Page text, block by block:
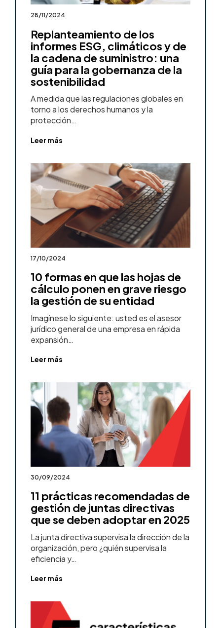
28/11/2024
Replanteamiento de los
informes ESG, climáticos y de
la cadena de suministro: una
guía para la gobernanza de la
sostenibilidad
A medida que las regulaciones globales en
torno a los derechos humanos y la
protección…
Leer más
17/10/2024
10 formas en que las hojas de
cálculo ponen en grave riesgo
la gestión de su entidad
Imagínese lo siguiente: usted es el asesor
jurídico general de una empresa en rápida
expansión…
Leer más
30/09/2024
11 prácticas recomendadas de
gestión de juntas directivas
que se deben adoptar en 2025
La junta directiva supervisa la dirección de la
organización, pero ¿quién supervisa la
eficiencia y…
Leer más